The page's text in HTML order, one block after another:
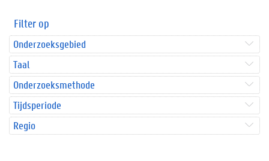
Filter op
Onderzoeksgebied
Taal
Onderzoeksmethode
Tijdsperiode
Regio